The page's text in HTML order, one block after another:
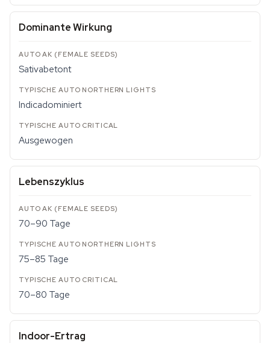
Dominante Wirkung
Sativabetont
Indicadominiert
Ausgewogen
Lebenszyklus
70–90 Tage
75–85 Tage
70–80 Tage
Indoor-Ertrag